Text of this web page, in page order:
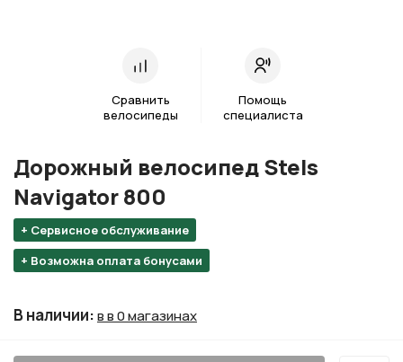
Сравнить
велосипеды
Помощь
специалиста
+ Сервисное обслуживание
+ Возможна оплата бонусами
Дорожный велосипед Stels
Navigator 800
В наличии:в в 0 магазинах